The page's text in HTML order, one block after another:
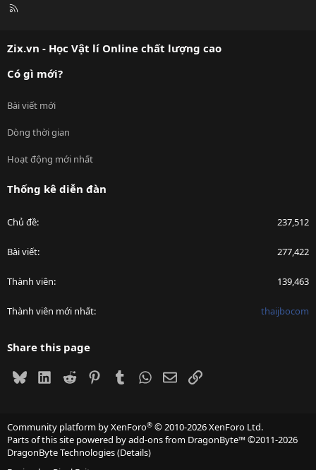
R
Zix.vn - Học Vật lí Online chất lượng cao
Có gì mới?
Bài viết mới
Dòng thời gian
Hoạt động mới nhất
Thống kê diễn đàn
Chủ đề 237,512
Bài viết 277,422
Thành viên 139,463
Thành viên mới nhất thaijbocom
Share this page
BlueskyLinkedIn
Reddit PinterestTumblrWhatsApp
EmailLink
Community platform by XenForo® © 2010-2026 XenForo Ltd.
Parts of this site powered byadd-ons from DragonByte™©2011-2026
DragonByte Technologies(Details)